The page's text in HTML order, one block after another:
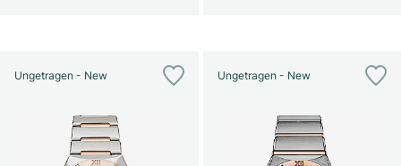
Ungetragen - New Ungetragen - New